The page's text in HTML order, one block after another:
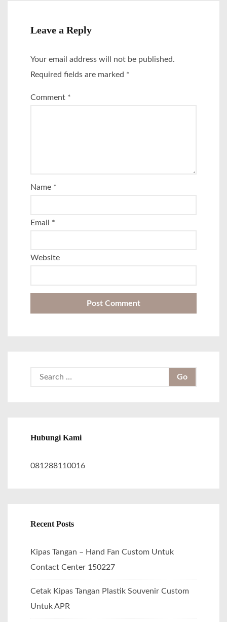
Leave a Reply
Your email address will not be published.
Required fields are marked *
Comment *
Name *
Email *
Website
c
f
Hubungi Kami
081288110016
Recent Posts
Kipas Tangan – Hand Fan Custom Untuk
Contact Center 150227
Cetak Kipas Tangan Plastik Souvenir Custom
Untuk APR